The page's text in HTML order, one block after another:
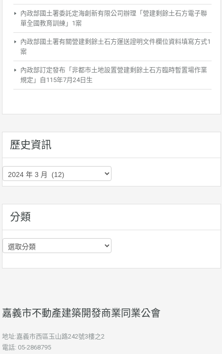
內政部國土署委託定海創新有限公司辦理「營建剩餘土石方電子聯
單全國教育訓練」1案
內政部國土署有關營建剩餘土石方運送證明文件欄位資料填寫方式1
案
內政部訂定發布「非都市土地設置營建剩餘土石方臨時暫置場作業
規定」自115年7月24日生
歷史資訊
史
分類
分
類
嘉義市不動產建築開發商業同業公會
地址:嘉義市西區玉山路242號3樓之2
電話: 05-2868795